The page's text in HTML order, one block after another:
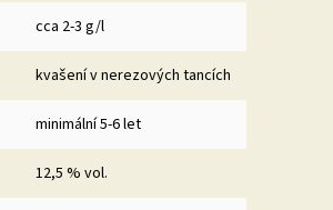
cca 2-3 g/l
kvašení v nerezových tancích
minimální 5-6 let
12,5 % vol.